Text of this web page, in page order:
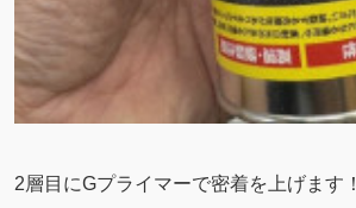
2層目にGプライマーで密着を上げます！